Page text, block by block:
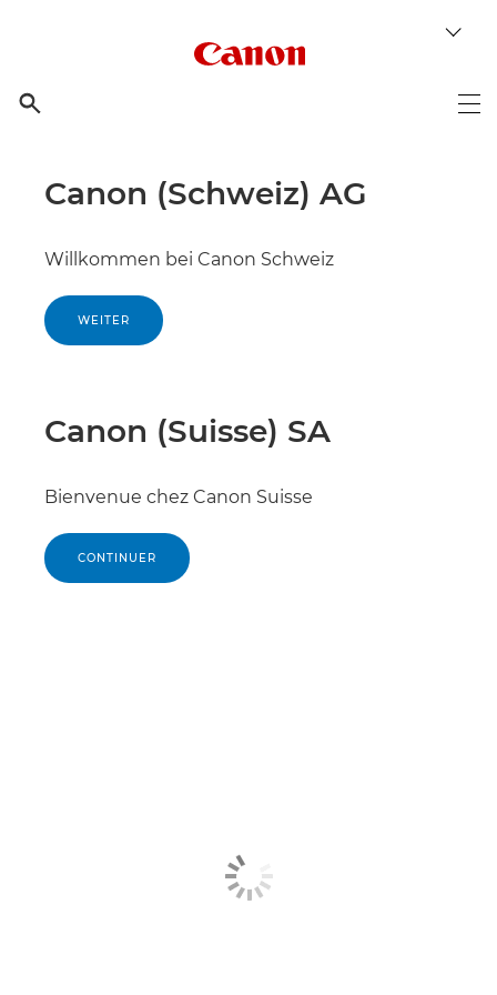

Canon Logo
Canon (Schweiz) AG
Willkommen bei Canon Schweiz
WEITER
Canon (Suisse) SA
Bienvenue chez Canon Suisse
CONTINUER